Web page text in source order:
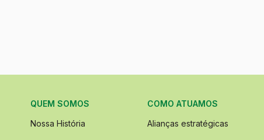
QUEM SOMOS
Nossa História
COMO ATUAMOS
Alianças estratégicas